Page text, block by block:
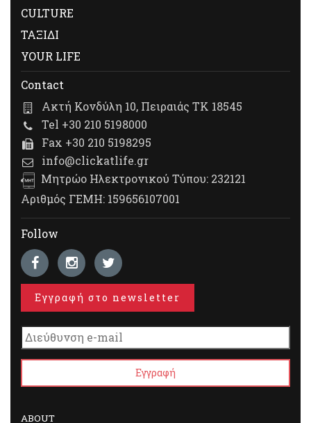
CULTURE
ΤΑΞΙΔΙ
YOUR LIFE
Contact
Ακτή Κονδύλη 10, Πειραιάς ΤΚ 18545
Tel +30 210 5198000
Fax +30 210 5198295
info@clickatlife.gr
Μητρώο Ηλεκτρονικού Τύπου: 232121
Αριθμός ΓΕΜΗ: 159656107001
Follow
Εγγραφή στο newsletter
ABOUT